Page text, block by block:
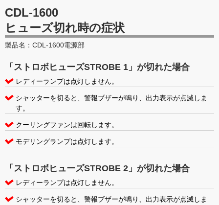
CDL-1600
ヒューズ切れ時の症状
製品名：CDL-1600電源部
「ストロボヒューズSTROBE 1」が切れた場合
レディーランプは点灯しません。
シャッターを切ると、警報ブザーが鳴り、出力表示が点滅しま
す。
クーリングファンは回転します。
モデリングランプは点灯します。
「ストロボヒューズSTROBE 2」が切れた場合
レディーランプは点灯しません。
シャッターを切ると、警報ブザーが鳴り、出力表示が点滅しま